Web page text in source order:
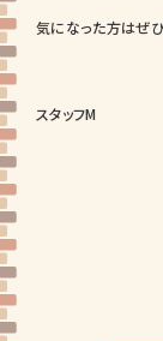
気になった方はぜひ
スタッフM